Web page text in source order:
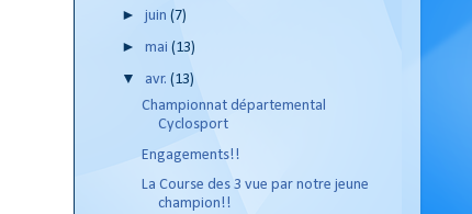
►juin(7)
►mai(13)
▼ avr.(13)
Championnat départemental
Cyclosport
Engagements!!
La Course des 3 vue par notre jeune
champion!!